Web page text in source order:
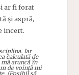
ar fi forat
și aspră,
incert.
Iar
calculată de
aruncă în
de voință mi
(Posibil să